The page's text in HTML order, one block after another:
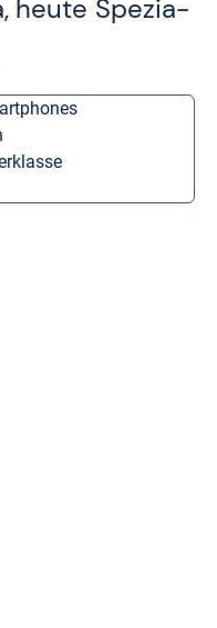
heute Spe­zia­